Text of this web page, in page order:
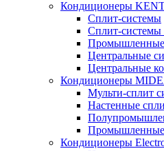
Кондиционеры
Сплит-системы
Сплит-системы
Центральные
Центральные
Кондиционеры
Мульти-сплит
Настенные
Кондиционеры